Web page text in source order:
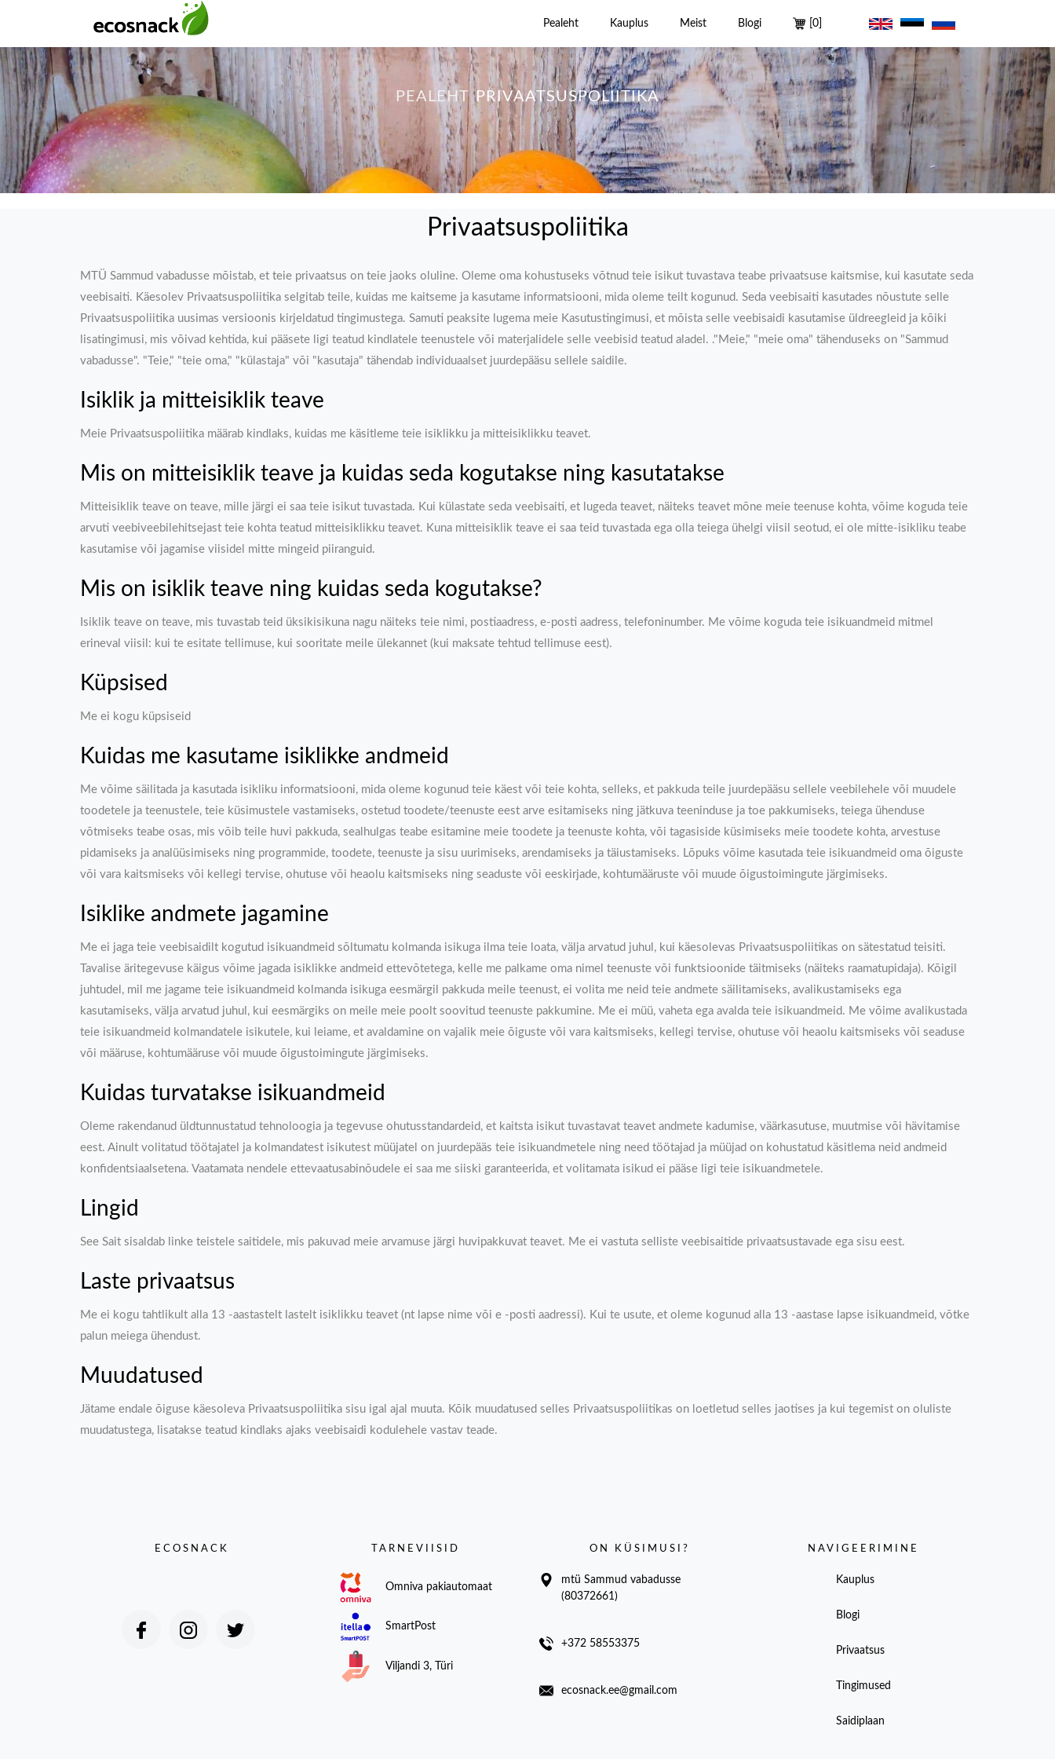
Pealeht Kauplus Meist Blogi 0
PEALEHT PRIVAATSUSPOLIITIKA
Privaatsuspoliitika
MTÜ Sammud vabadusse mõistab, et teie privaatsus on teie jaoks oluline. Oleme oma kohustuseks võtnud teie isikut tuvastava teabe privaatsuse kaitsmise, kui kasutate seda
veebisaiti. Käesolev Privaatsuspoliitika selgitab teile, kuidas me kaitseme ja kasutame informatsiooni, mida oleme teilt kogunud. Seda veebisaiti kasutades nõustute selle
Privaatsuspoliitika uusimas versioonis kirjeldatud tingimustega. Samuti peaksite lugema meie Kasutustingimusi, et mõista selle veebisaidi kasutamise üldreegleid ja kõiki
lisatingimusi, mis võivad kehtida, kui pääsete ligi teatud kindlatele teenustele või materjalidele selle veebisid teatud aladel. ."Meie," "meie oma" tähenduseks on "Sammud
vabadusse". "Teie," "teie oma," "külastaja" või "kasutaja" tähendab individuaalset juurdepääsu sellele saidile.
Isiklik ja mitteisiklik teave
Meie Privaatsuspoliitika määrab kindlaks, kuidas me käsitleme teie isiklikku ja mitteisiklikku teavet.
Mis on mitteisiklik teave ja kuidas seda kogutakse ning kasutatakse
Mitteisiklik teave on teave, mille järgi ei saa teie isikut tuvastada. Kui külastate seda veebisaiti, et lugeda teavet, näiteks teavet mõne meie teenuse kohta, võime koguda teie
arvuti veebiveebilehitsejast teie kohta teatud mitteisiklikku teavet. Kuna mitteisiklik teave ei saa teid tuvastada ega olla teiega ühelgi viisil seotud, ei ole mitte-isikliku teabe
kasutamise või jagamise viisidel mitte mingeid piiranguid.
Mis on isiklik teave ning kuidas seda kogutakse?
Isiklik teave on teave, mis tuvastab teid üksikisikuna nagu näiteks teie nimi, postiaadress, e-posti aadress, telefoninumber. Me võime koguda teie isikuandmeid mitmel
erineval viisil: kui te esitate tellimuse, kui sooritate meile ülekannet (kui maksate tehtud tellimuse eest).
Küpsised
Me ei kogu küpsiseid
Kuidas me kasutame isiklikke andmeid
Me võime säilitada ja kasutada isikliku informatsiooni, mida oleme kogunud teie käest või teie kohta, selleks, et pakkuda teile juurdepääsu sellele veebilehele või muudele
toodetele ja teenustele, teie küsimustele vastamiseks, ostetud toodete/teenuste eest arve esitamiseks ning jätkuva teeninduse ja toe pakkumiseks, teiega ühenduse
võtmiseks teabe osas, mis võib teile huvi pakkuda, sealhulgas teabe esitamine meie toodete ja teenuste kohta, või tagasiside küsimiseks meie toodete kohta, arvestuse
pidamiseks ja analüüsimiseks ning programmide, toodete, teenuste ja sisu uurimiseks, arendamiseks ja täiustamiseks. Lõpuks võime kasutada teie isikuandmeid oma õiguste
või vara kaitsmiseks või kellegi tervise, ohutuse või heaolu kaitsmiseks ning seaduste või eeskirjade, kohtumääruste või muude õigustoimingute järgimiseks.
Isiklike andmete jagamine
Me ei jaga teie veebisaidilt kogutud isikuandmeid sõltumatu kolmanda isikuga ilma teie loata, välja arvatud juhul, kui käesolevas Privaatsuspoliitikas on sätestatud teisiti.
Tavalise äritegevuse käigus võime jagada isiklikke andmeid ettevõtetega, kelle me palkame oma nimel teenuste või funktsioonide täitmiseks (näiteks raamatupidaja). Kõigil
juhtudel, mil me jagame teie isikuandmeid kolmanda isikuga eesmärgil pakkuda meile teenust, ei volita me neid teie andmete säilitamiseks, avalikustamiseks ega
kasutamiseks, välja arvatud juhul, kui eesmärgiks on meile meie poolt soovitud teenuste pakkumine. Me ei müü, vaheta ega avalda teie isikuandmeid. Me võime avalikustada
teie isikuandmeid kolmandatele isikutele, kui leiame, et avaldamine on vajalik meie õiguste või vara kaitsmiseks, kellegi tervise, ohutuse või heaolu kaitsmiseks või seaduse
või määruse, kohtumääruse või muude õigustoimingute järgimiseks.
Kuidas turvatakse isikuandmeid
Oleme rakendanud üldtunnustatud tehnoloogia ja tegevuse ohutusstandardeid, et kaitsta isikut tuvastavat teavet andmete kadumise, väärkasutuse, muutmise või hävitamise
eest. Ainult volitatud töötajatel ja kolmandatest isikutest müüjatel on juurdepääs teie isikuandmetele ning need töötajad ja müüjad on kohustatud käsitlema neid andmeid
konfidentsiaalsetena. Vaatamata nendele ettevaatusabinõudele ei saa me siiski garanteerida, et volitamata isikud ei pääse ligi teie isikuandmetele.
Lingid
See Sait sisaldab linke teistele saitidele, mis pakuvad meie arvamuse järgi huvipakkuvat teavet. Me ei vastuta selliste veebisaitide privaatsustavade ega sisu eest.
Laste privaatsus
Me ei kogu tahtlikult alla 13 -aastastelt lastelt isiklikku teavet (nt lapse nime või e -posti aadressi). Kui te usute, et oleme kogunud alla 13 -aastase lapse isikuandmeid, võtke
palun meiega ühendust.
Muudatused
Jätame endale õiguse käesoleva Privaatsuspoliitika sisu igal ajal muuta. Kõik muudatused selles Privaatsuspoliitikas on loetletud selles jaotises ja kui tegemist on oluliste
muudatustega, lisatakse teatud kindlaks ajaks veebisaidi kodulehele vastav teade.
ECOSNACK TARNEVIISID
Omniva pakiautomaat
SmartPost
Viljandi 3, Türi
ON KÜSIMUSI?
mtü Sammud vabadusse
(80372661)
+372 58553375
ecosnack.ee@gmail.com
NAVIGEERIMINE
Kauplus
Blogi
Privaatsus
Tingimused
Saidiplaan